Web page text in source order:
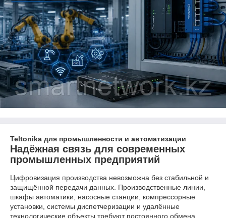
Teltonika для промышленности и автоматизации
Надёжная связь для современных
промышленных предприятий
Цифровизация производства невозможна без стабильной и
защищённой передачи данных. Производственные линии,
шкафы автоматики, насосные станции, компрессорные
установки, системы диспетчеризации и удалённые
технологические объекты требуют постоянного обмена